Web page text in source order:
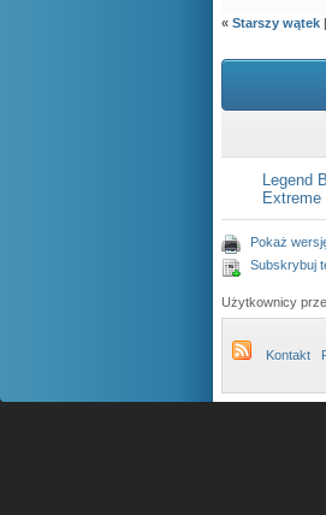
« Starszy wątek |
Legend
Extreme
Pokaż
Subskrybuj
Użytkownicy
Kontakt